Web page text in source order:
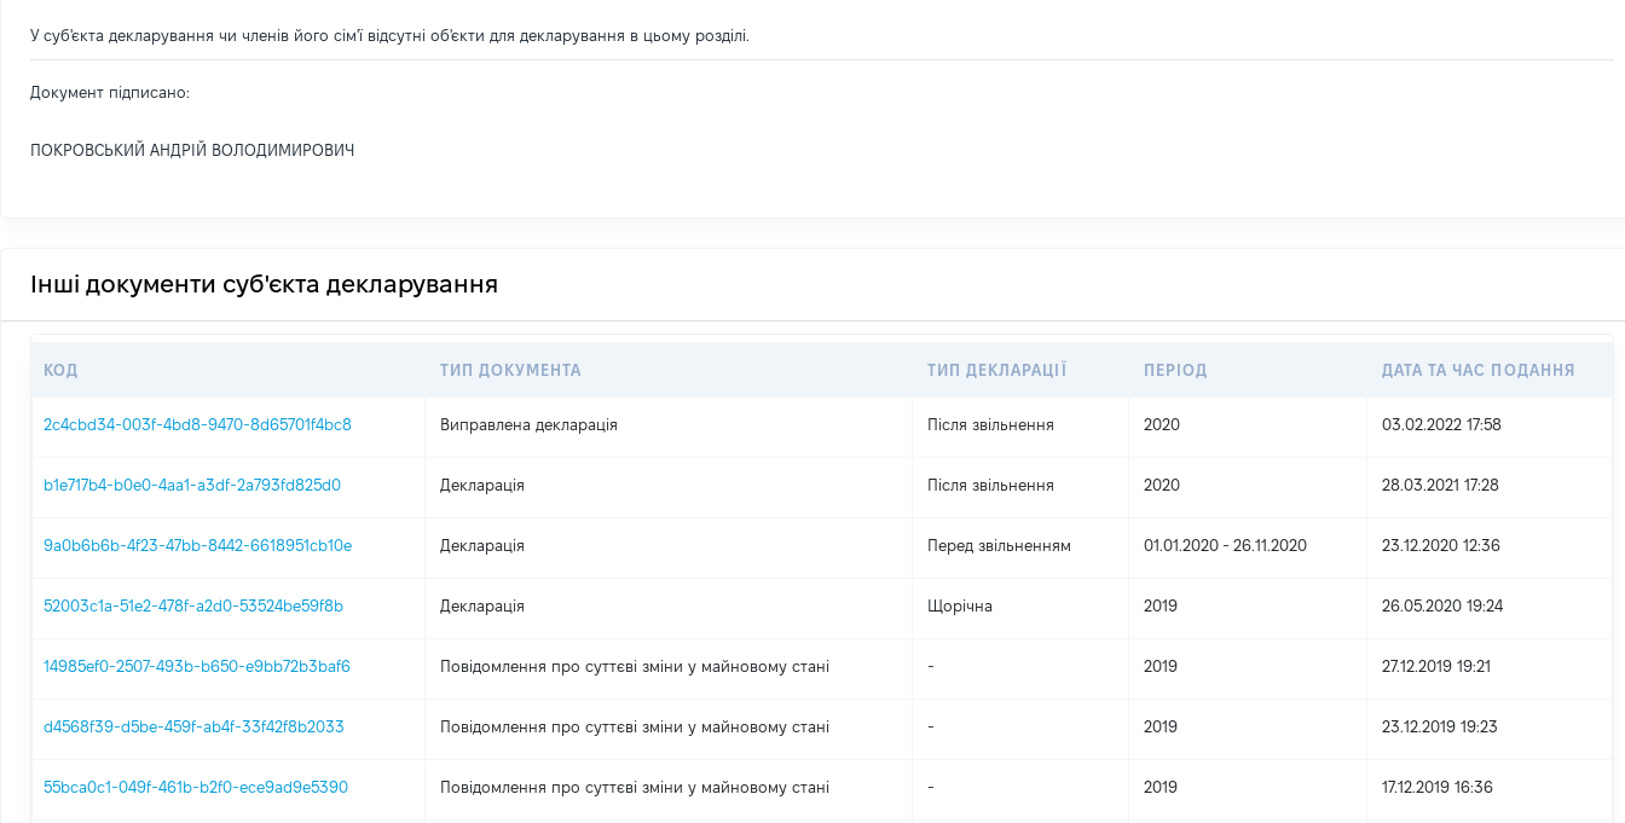
У суб'єкта декларування чи членів його сім'ї відсутні об'єкти для декларування в цьому розділі.
Документ підписано:
ПОКРОВСЬКИЙ АНДРІЙ ВОЛОДИМИРОВИЧ
Інші документи суб'єкта декларування
КОД ТИП ДОКУМЕНТА ТИП ДЕКЛАРАЦІЇ ПЕРІОД ДАТА ТА ЧАС ПОДАННЯ
2c4cbd34-003f-4bd8-9470-8d65701f4bc8 Виправлена декларація Після звільнення 2020 03.02.2022 17:58
b1e717b4-b0e0-4aa1-a3df-2a793fd825d0 Декларація Після звільнення 2020 28.03.2021 17:28
9a0b6b6b-4f23-47bb-8442-6618951cb10e Декларація Перед звільненням 01.01.2020 - 26.11.2020 23.12.2020 12:36
52003c1a-51e2-478f-a2d0-53524be59f8b Декларація Щорічна 2019 26.05.2020 19:24
14985ef0-2507-493b-b650-e9bb72b3baf6 Повідомлення про суттєві зміни y майновому стані - 2019 27.12.2019 19:21
d4568f39-d5be-459f-ab4f-33f42f8b2033 Повідомлення про суттєві зміни y майновому стані - 2019 23.12.2019 19:23
55bca0c1-049f-461b-b2f0-ece9ad9e5390 Повідомлення про суттєві зміни y майновому стані - 2019 17.12.2019 16:36